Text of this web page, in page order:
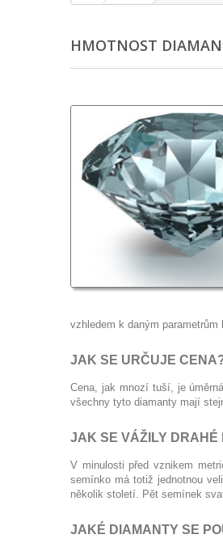
HMOTNOST
vzhledem k daným
JAK SE URČUJE
Cena, jak mnozí tuší, je
všechny tyto diamanty mají
JAK SE VÁŽILY DRAHÉ
V minulosti před vznikem
semínko má totiž jednotnou
několik století. Pět semínek
JAKÉ DIAMANTY SE